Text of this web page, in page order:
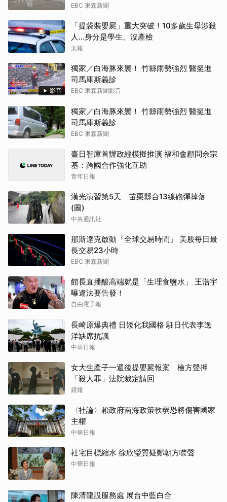
EBC 東森新聞
「提袋裝嬰屍」重大突破！10多歲生母涉殺
人...身分是學生、沒產檢
太報
影音
獨家／白海豚來襲！ 竹縣雨勢強烈 醫挺進
司馬庫斯義診
EBC 東森新聞影音
獨家／白海豚來襲！ 竹縣雨勢強烈 醫挺進
司馬庫斯義診
EBC 東森新聞
臺日智庫首辦政經模擬推演 福和會顧問余宗
基：跨國合作強化互助
青年日報
漢光演習第5天 苗栗縣台13線砲彈掉落
(圖)
中央通訊社
那斯達克啟動「全球交易時間」 美股每日最
長交易23小時
EBC 東森新聞
館長直播酸高端就是「生理食鹽水」 王浩宇
曝違法要告發！
自由電子報
長崎原爆典禮 日矮化我國格 駐日代表李逸
洋缺席抗議
中華日報
女大生產子一週後提嬰屍報案 檢方聲押
「殺人罪」法院裁定請回
鏡報
〈社論〉賴政府南海政策軟弱恐將傷害國家
主權
中華日報
社宅目標縮水 徐欣瑩質疑鄭朝方噤聲
中華日報
陳清龍設服務處 展台中藍白合